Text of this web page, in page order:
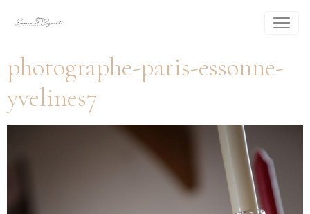
photographe-paris-essonne-
yvelines7